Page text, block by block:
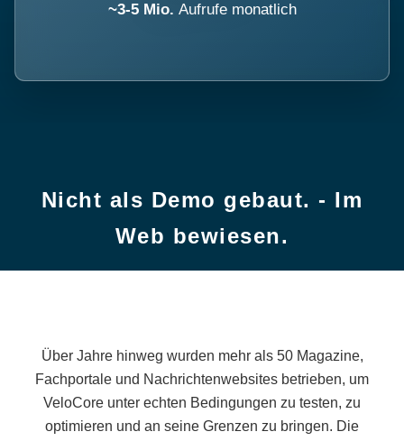
~3-5 Mio. Aufrufe monatlich
Nicht als Demo gebaut. - Im
Web bewiesen.
Über Jahre hinweg wurden mehr als 50 Magazine,
Fachportale und Nachrichtenwebsites betrieben, um
VeloCore unter echten Bedingungen zu testen, zu
optimieren und an seine Grenzen zu bringen. Die